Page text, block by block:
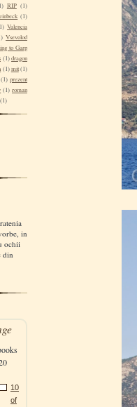
RIP (1)
(1)
Valencia
Vsevolod
to Garp
(1) dragon
(1) mit(1)
(1) prezent
(1) roman
(1)
in
ochii
din
10
of